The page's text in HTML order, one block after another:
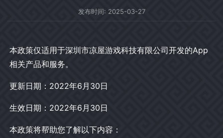
发布时间: 2025-03-27
本政策仅适用于深圳市凉屋游戏科技有限公司开发的App
相关产品和服务。
更新日期：2022年6月30日
生效日期：2022年6月30日
本政策将帮助您了解以下内容：